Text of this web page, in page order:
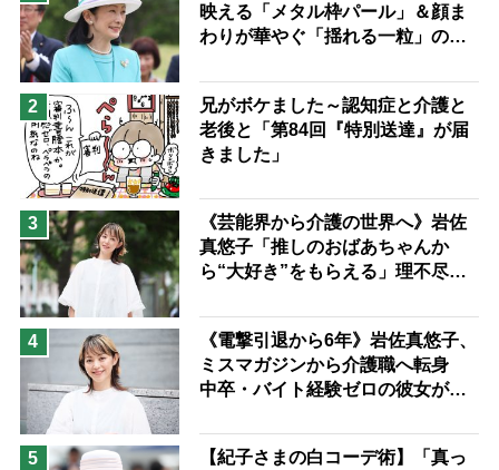
息子の遠距離介護サバイバル術
兄がボケました
予防法
映える「メタル枠パール」＆顔ま
わりが華やぐ「揺れる一粒」の使
2
兄がボケました～認知症と介護と
老後と「第84回『特別送達』が届
きました」
3
《芸能界から介護の世界へ》岩佐
真悠子「推しのおばあちゃんか
ら“大好き”をもらえる」理不尽さ
場は「愛おしい」
4
《電撃引退から6年》岩佐真悠子、
ミスマガジンから介護職へ転身
中卒・バイト経験ゼロの彼女が見
ながら自分らしくいられる」
5
【紀子さまの白コーデ術】「真っ